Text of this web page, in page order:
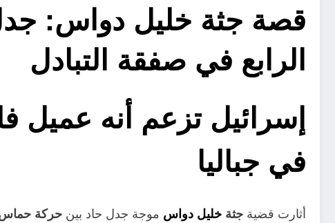
قصة جثة خليل دواس:
الرابع في صفقة التبادل
إسرائيل تزعم أنه عميل
في جباليا
أثارت قضية جثة خليل دواس موجة جدل حاد بين حركة